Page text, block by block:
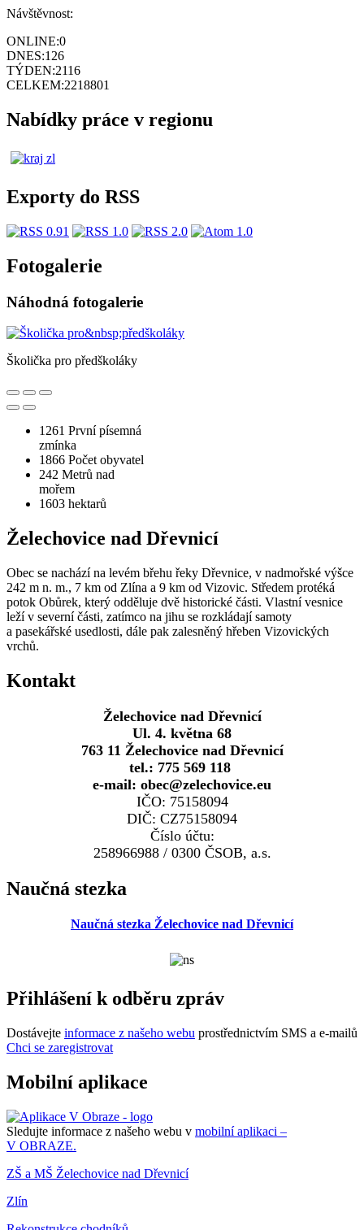
Návštěvnost:
ONLINE:0
DNES:126
TÝDEN:2116
CELKEM:2218801
Nabídky práce v regionu
Exporty do RSS
Fotogalerie
Náhodná fotogalerie
Školička pro předškoláky
1261 První písemná
zmínka
1866 Počet obyvatel
242 Metrů nad
mořem
1603 hektarů
Želechovice nad Dřevnicí
Obec se nachází na levém břehu řeky Dřevnice, v nadmořské výšce
242 m n. m., 7 km od Zlína a 9 km od Vizovic. Středem protéká
potok Obůrek, který odděluje dvě historické části. Vlastní vesnice
leží v severní části, zatímco na jihu se rozkládají samoty
a pasekářské usedlosti, dále pak zalesněný hřeben Vizovických
vrchů.
Kontakt
Želechovice nad Dřevnicí
Ul. 4. května 68
763 11 Želechovice nad Dřevnicí
tel.: 775 569 118
e-mail: obec@zelechovice.eu
IČO: 75158094
DIČ: CZ75158094
Číslo účtu:
258966988 / 0300 ČSOB, a.s.
Naučná stezka
Naučná stezka Želechovice nad Dřevnicí
Přihlášení k odběru zpráv
Dostávejte informace z našeho webu prostřednictvím SMS a e-mailů
Chci se zaregistrovat
Mobilní aplikace
Sledujte informace z našeho webu v mobilní aplikaci –
V OBRAZE.
ZŠ a MŠ Želechovice nad Dřevnicí
Zlín